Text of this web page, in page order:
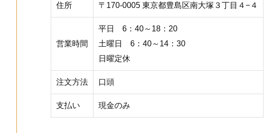
住所 〒170-0005 東京都豊島区南大塚３丁目４−４
営業時間
平日 6：40～18：20
土曜日 6：40～14：30
日曜定休
注文方法 口頭
支払い 現金のみ